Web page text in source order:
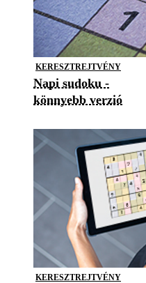
KERESZTREJTVÉNY
Napi sudoku -
könnyebb verzió
KERESZTREJTVÉNY